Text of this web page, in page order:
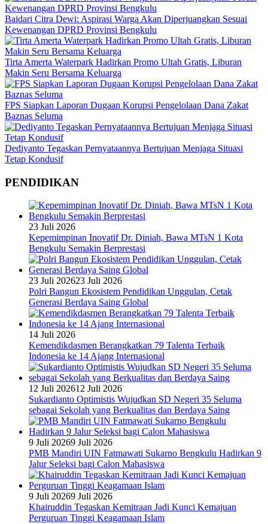
Baidari Citra Dewi: Aspirasi Warga Akan Diperjuangkan Sesuai
Kewenangan DPRD Provinsi Bengkulu
Tirta Amerta Waterpark Hadirkan Promo Ultah Gratis, Liburan
Makin Seru Bersama Keluarga
FPS Siapkan Laporan Dugaan Korupsi Pengelolaan Dana Zakat
Baznas Seluma
Dediyanto Tegaskan Pernyataannya Bertujuan Menjaga Situasi
Tetap Kondusif
PENDIDIKAN
23 Juli 2026
Kepemimpinan Inovatif Dr. Diniah, Bawa MTsN 1 Kota
Bengkulu Semakin Berprestasi
23 Juli 202623 Juli 2026
Polri Bangun Ekosistem Pendidikan Unggulan, Cetak
Generasi Berdaya Saing Global
14 Juli 2026
Kemendikdasmen Berangkatkan 79 Talenta Terbaik
Indonesia ke 14 Ajang Internasional
12 Juli 202612 Juli 2026
Sukardianto Optimistis Wujudkan SD Negeri 35 Seluma
sebagai Sekolah yang Berkualitas dan Berdaya Saing
9 Juli 20269 Juli 2026
PMB Mandiri UIN Fatmawati Sukarno Bengkulu Hadirkan 9
Jalur Seleksi bagi Calon Mahasiswa
9 Juli 20269 Juli 2026
Khairuddin Tegaskan Kemitraan Jadi Kunci Kemajuan
Perguruan Tinggi Keagamaan Islam